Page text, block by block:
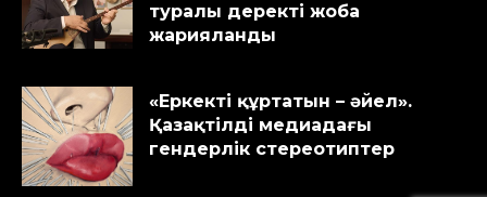
туралы деректі жоба
жарияланды
«Еркекті құртатын – әйел».
Қазақтілді медиадағы
гендерлік стереотиптер